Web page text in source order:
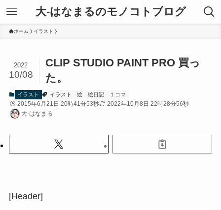
大-はなまるのモノコトブログ
ホーム イラスト
CLIP STUDIO PAINT PRO 買っ
た。
2022
10/08
イラスト イラスト 絵 絵日記 １コマ
2015年6月21日 20時41分53秒
2022年10月8日 22時28分56秒
大-はなまる
[Header]